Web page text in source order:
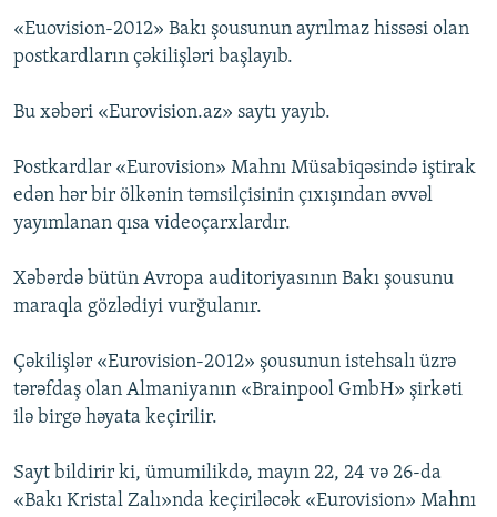
XƏBƏR BÜLLETENLƏRIMIZ
«Euovision-2012» Bakı şousunun ayrılmaz hissəsi olan
postkardların çəkilişləri başlayıb.
Bu xəbəri «Eurovision.az» saytı yayıb.
Postkardlar «Eurovision» Mahnı Müsabiqəsində iştirak
edən hər bir ölkənin təmsilçisinin çıxışından əvvəl
yayımlanan qısa videoçarxlardır.
Xəbərdə bütün Avropa auditoriyasının Bakı şousunu
maraqla gözlədiyi vurğulanır.
Çəkilişlər «Eurovision-2012» şousunun istehsalı üzrə
tərəfdaş olan Almaniyanın «Brainpool GmbH» şirkəti
ilə birgə həyata keçirilir.
Sayt bildirir ki, ümumilikdə, mayın 22, 24 və 26-da
«Bakı Kristal Zalı»nda keçiriləcək «Eurovision» Mahnı